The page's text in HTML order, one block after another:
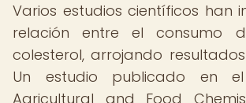
Varios estudios científicos han
relación entre el consumo
colesterol, arrojando
Un estudio publicado en
Agricultural and Food